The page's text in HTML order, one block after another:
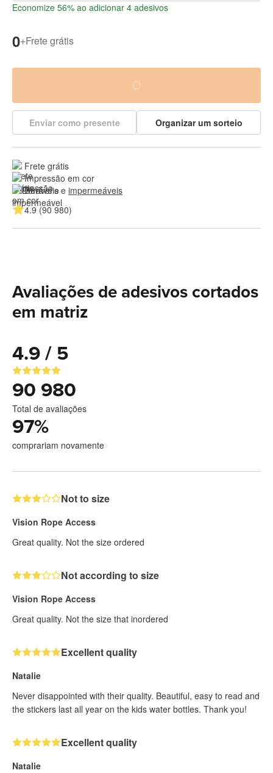
Economize 56% ao adicionar 4 adesivos
0+Frete grátis
Enviar como presente Organizar um sorteio
Frete grátis
Impressão em cor
Duráveis e impermeáveis
4.9 (90 980)
Avaliações de adesivos cortados
em matriz
4.9 / 5
90 980
Total de avaliações
97%
comprariam novamente
Not to size
Vision Rope Access
Great quality. Not the size ordered
Not according to size
Vision Rope Access
Great quality. Not the size that inordered
Excellent quality
Natalie
Never disappointed with their quality. Beautiful, easy to read and
the stickers last all year on the kids water bottles. Thank you!
Excellent quality
Natalie